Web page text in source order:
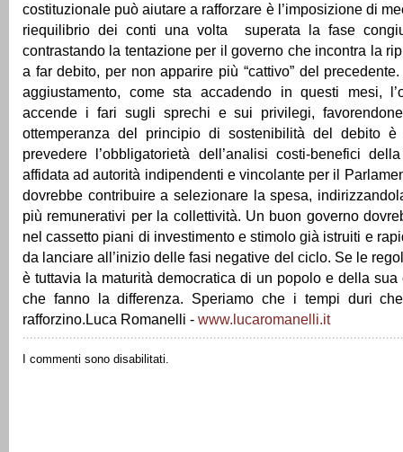
costituzionale può aiutare a rafforzare è l’imposizione di
riequilibrio dei conti una volta superata la fase
contrastando la tentazione per il governo che incontra la
a far debito, per non apparire più “cattivo” del
aggiustamento, come sta accadendo in questi mesi,
accende i fari sugli sprechi e sui privilegi,
ottemperanza del principio di sostenibilità del debito è
prevedere l’obbligatorietà dell’analisi costi-benefici
affidata ad autorità indipendenti e vincolante per il
dovrebbe contribuire a selezionare la spesa,
più remunerativi per la collettività. Un buon governo
nel cassetto piani di investimento e stimolo già istruiti e
da lanciare all’inizio delle fasi negative del ciclo. Se le
è tuttavia la maturità democratica di un popolo e della
che fanno la differenza. Speriamo che i tempi duri
rafforzino.Luca Romanelli - www.lucaromanelli.it
I commenti sono disabilitati.